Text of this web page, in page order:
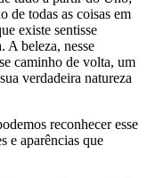
de todas as coisas em
existe sentisse
A beleza, nesse
caminho de volta, um
verdadeira natureza
reconhecer esse
e aparências que